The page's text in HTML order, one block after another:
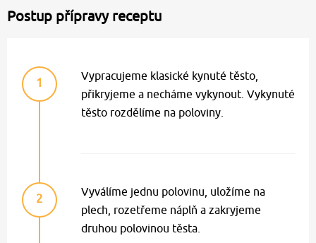
Postup přípravy receptu
1
Vypracujeme klasické kynuté těsto,
přikryjeme a necháme vykynout. Vykynuté
těsto rozdělíme na poloviny.
2
Vyválíme jednu polovinu, uložíme na
plech, rozetřeme náplň a zakryjeme
druhou polovinou těsta.